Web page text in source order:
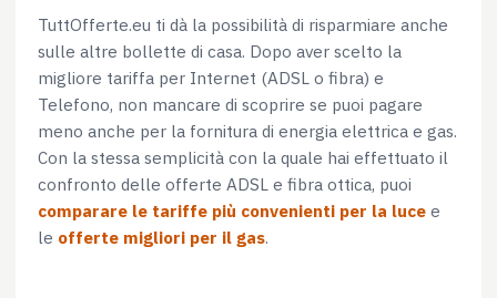
TuttOfferte.eu ti dà la possibilità di risparmiare anche
sulle altre bollette di casa. Dopo aver scelto la
migliore tariffa per Internet (ADSL o fibra) e
Telefono, non mancare di scoprire se puoi pagare
meno anche per la fornitura di energia elettrica e gas.
Con la stessa semplicità con la quale hai effettuato il
confronto delle offerte ADSL e fibra ottica, puoi
comparare le tariffe più convenienti per la luce e
le offerte migliori per il gas.